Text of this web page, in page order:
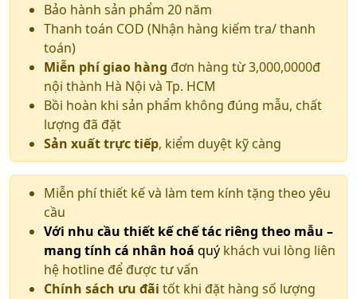
Bảo hành sản phẩm 20 năm
Thanh toán COD (Nhận hàng kiếm tra/ thanh
toán)
Miễn phí giao hàng đơn hàng từ 3,000,0000đ
nội thành Hà Nội và Tp. HCM
Bồi hoàn khi sản phẩm không đúng mẫu, chất
lượng đã đặt
Sản xuất trực tiếp, kiểm duyệt kỹ càng
Miễn phí thiết kế và làm tem kính tặng theo yêu
cầu
Với nhu cầu thiết kế chế tác riêng theo mẫu –
mang tính cá nhân hoá quý khách vui lòng liên
hệ hotline để được tư vấn
Chính sách ưu đãi tốt khi đặt hàng số lượng